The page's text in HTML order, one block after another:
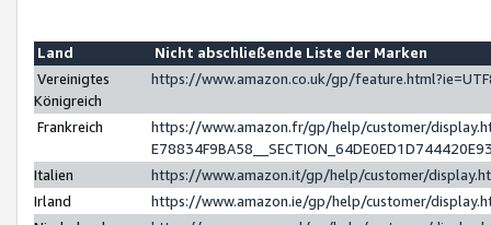
Land
Nicht abschließende Liste der Marken
Vereinigtes
Königreich
https://www.amazon.co.uk/gp/
Frankreich
https://www.amazon.fr/gp/help/customer/
Italien
https://www.amazon.it/gp/help/customer/
Irland
https://www.amazon.ie/gp/help/customer/